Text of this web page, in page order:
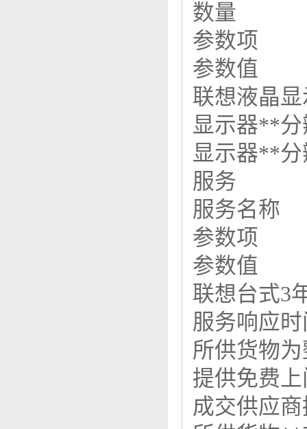
数量
参数项
参数值
联想液晶
显示器**
显示器**
服务
服务名称
参数项
参数值
联想台式
服务响应
所供货物
提供免费
成交供应